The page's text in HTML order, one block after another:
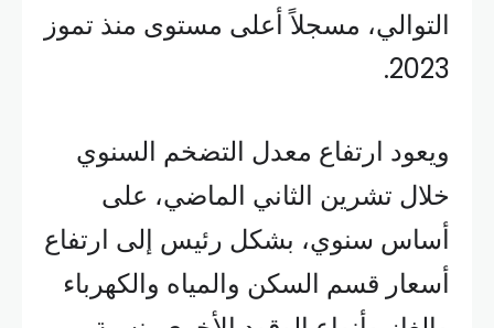
التوالي، مسجلاً أعلى مستوى منذ تموز
2023.
ويعود ارتفاع معدل التضخم السنوي
خلال تشرين الثاني الماضي، على
أساس سنوي، بشكل رئيس إلى ارتفاع
أسعار قسم السكن والمياه والكهرباء